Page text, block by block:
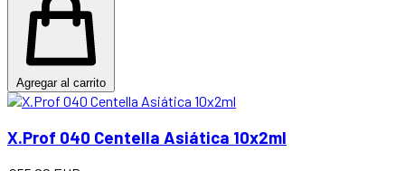
Agregar al carrito
X.Prof 040 Centella Asiática 10x2ml